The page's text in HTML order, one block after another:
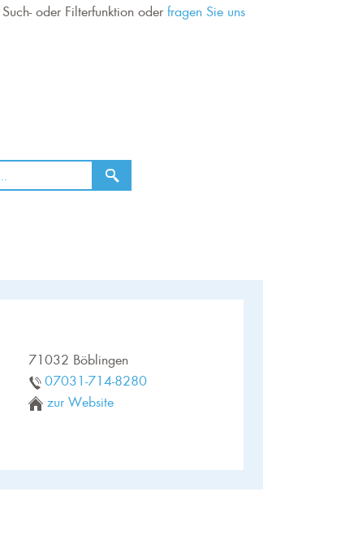
oder Filterfunktion oder fragen Sie uns
71032 Böblingen
07031-714-8280
zur Website